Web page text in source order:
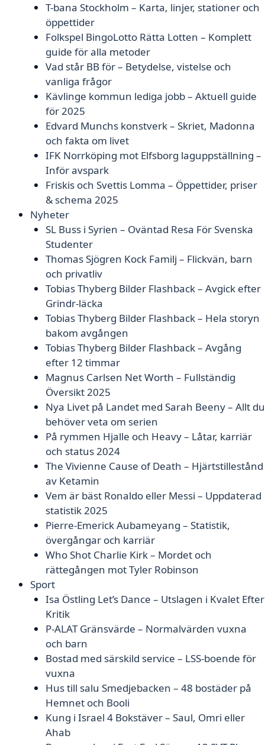
T-bana Stockholm – Karta, linjer, stationer och
öppettider
Folkspel BingoLotto Rätta Lotten – Komplett
guide för alla metoder
Vad står BB för – Betydelse, vistelse och
vanliga frågor
Kävlinge kommun lediga jobb – Aktuell guide
för 2025
Edvard Munchs konstverk – Skriet, Madonna
och fakta om livet
IFK Norrköping mot Elfsborg laguppställning –
Inför avspark
Friskis och Svettis Lomma – Öppettider, priser
& schema 2025
Nyheter
SL Buss i Syrien – Oväntad Resa För Svenska
Studenter
Thomas Sjögren Kock Familj – Flickvän, barn
och privatliv
Tobias Thyberg Bilder Flashback – Avgick efter
Grindr-läcka
Tobias Thyberg Bilder Flashback – Hela storyn
bakom avgången
Tobias Thyberg Bilder Flashback – Avgång
efter 12 timmar
Magnus Carlsen Net Worth – Fullständig
Översikt 2025
Nya Livet på Landet med Sarah Beeny – Allt du
behöver veta om serien
På rymmen Hjalle och Heavy – Låtar, karriär
och status 2024
The Vivienne Cause of Death – Hjärtstillestånd
av Ketamin
Vem är bäst Ronaldo eller Messi – Uppdaterad
statistik 2025
Pierre-Emerick Aubameyang – Statistik,
övergångar och karriär
Who Shot Charlie Kirk – Mordet och
rättegången mot Tyler Robinson
Sport
Isa Östling Let’s Dance – Utslagen i Kvalet Efter
Kritik
P-ALAT Gränsvärde – Normalvärden vuxna
och barn
Bostad med särskild service – LSS-boende för
vuxna
Hus till salu Smedjebacken – 48 bostäder på
Hemnet och Booli
Kung i Israel 4 Bokstäver – Saul, Omri eller
Ahab